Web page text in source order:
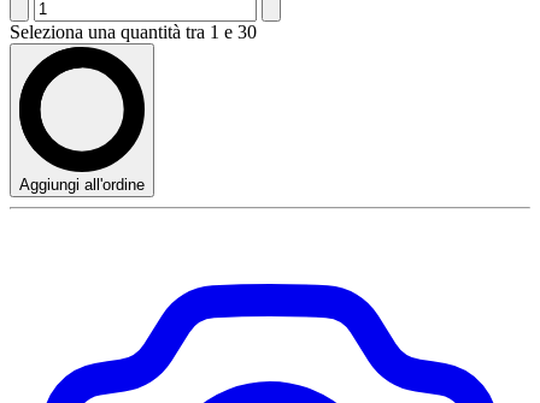
Seleziona una quantità tra 1 e 30
Aggiungi all'ordine